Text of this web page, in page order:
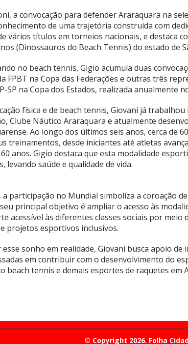
a convocação para defender Araraquara na
de uma trajetória construída com
vários títulos em torneios nacionais, e destaca
(Dinossauros do Beach Tennis) do estado de
no beach tennis, Gigio acumula duas
FPBT na Copa das Federações e outras três
SP na Copa dos Estados, realizada anualmente
física e de beach tennis, Giovani já trabalhou
Clube Náutico Araraquara e atualmente
Ao longo dos últimos seis anos, cerca de
treinamentos, desde iniciantes até atletas
anos. Gigio destaca que esta modalidade
levando saúde e qualidade de vida.
participação no Mundial simboliza a coroação
principal objetivo é ampliar o acesso às
acessível às diferentes classes sociais por meio
projetos esportivos inclusivos.
sonho em realidade, Giovani busca apoio de
em contribuir com o desenvolvimento do
beach tennis e demais esportes de raquetes em
© Copyright 2026. Folha